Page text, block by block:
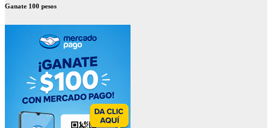
Ganate 100 pesos